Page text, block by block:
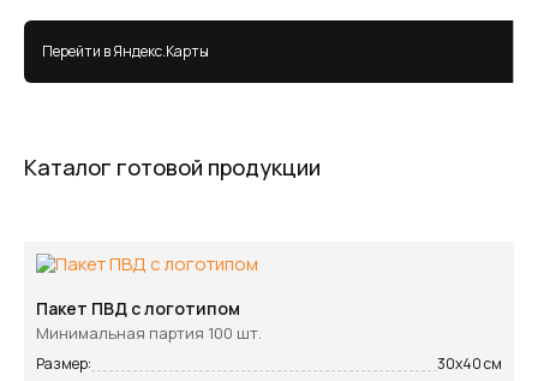
Перейти в Яндекс.Карты
Каталог готовой продукции
Пакет ПВД с логотипом
Минимальная партия 100 шт.
Размер:
30х40 см